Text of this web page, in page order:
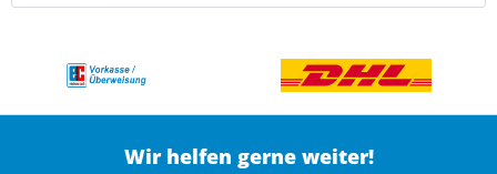
Wir helfen gerne weiter!